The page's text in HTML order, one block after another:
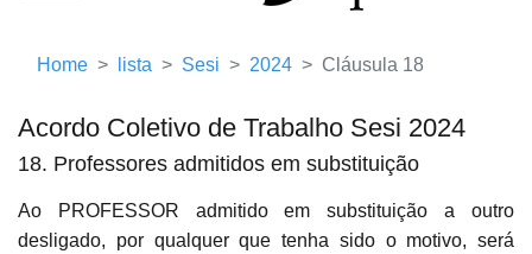
Home lista Sesi 2024 Cláusula 18
Acordo Coletivo de Trabalho Sesi 2024
18. Professores admitidos em substituição
Ao PROFESSOR admitido em substituição a outro
desligado, por qualquer que tenha sido o motivo, será